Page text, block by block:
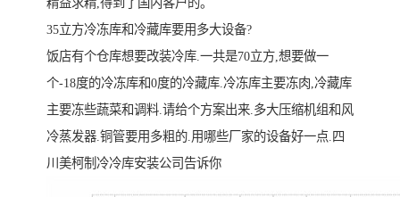
精益求精,得到了国内客户的。
35立方冷冻库和冷藏库要用多大设备?
饭店有个仓库想要改装冷库.一共是70立方,想要做一
个-18度的冷冻库和0度的冷藏库.冷冻库主要冻肉,冷藏库
主要冻些蔬菜和调料.请给个方案出来.多大压缩机组和风
冷蒸发器.铜管要用多粗的.用哪些厂家的设备好一点.四
川美柯制冷冷库安装公司告诉你